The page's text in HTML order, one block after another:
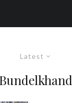
Latest
Bundelkhand